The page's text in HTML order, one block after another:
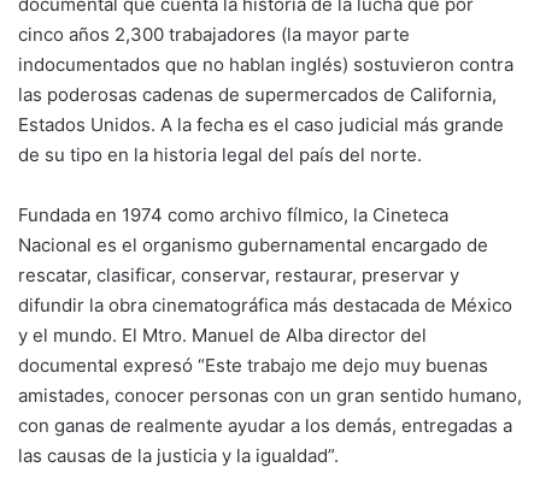
cinco años 2,300 trabajadores (la mayor parte
indocumentados que no hablan inglés) sostuvieron contra
las poderosas cadenas de supermercados de California,
Estados Unidos. A la fecha es el caso judicial más grande
de su tipo en la historia legal del país del norte.
Fundada en 1974 como archivo fílmico, la Cineteca
Nacional es el organismo gubernamental encargado de
rescatar, clasificar, conservar, restaurar, preservar y
difundir la obra cinematográfica más destacada de México
y el mundo. El Mtro. Manuel de Alba director del
documental expresó “Este trabajo me dejo muy buenas
amistades, conocer personas con un gran sentido humano,
con ganas de realmente ayudar a los demás, entregadas a
las causas de la justicia y la igualdad”.